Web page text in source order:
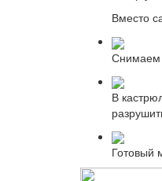
Вместо
Снимаем
В
Готовый